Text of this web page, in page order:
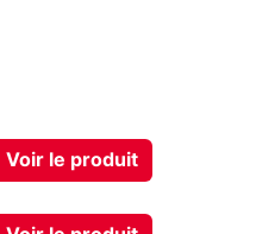
Voir le produit